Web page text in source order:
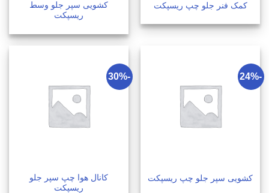
کمک فنر جلو چپ ریسپکت
کشویی سپر جلو وسط
ریسپکت
-24%
کشویی سپر جلو چپ ریسپکت
-30%
کانال هوا چپ سپر جلو
ریسپکت